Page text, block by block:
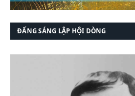
ĐẤNG SÁNG LẬP HỘI DÒNG